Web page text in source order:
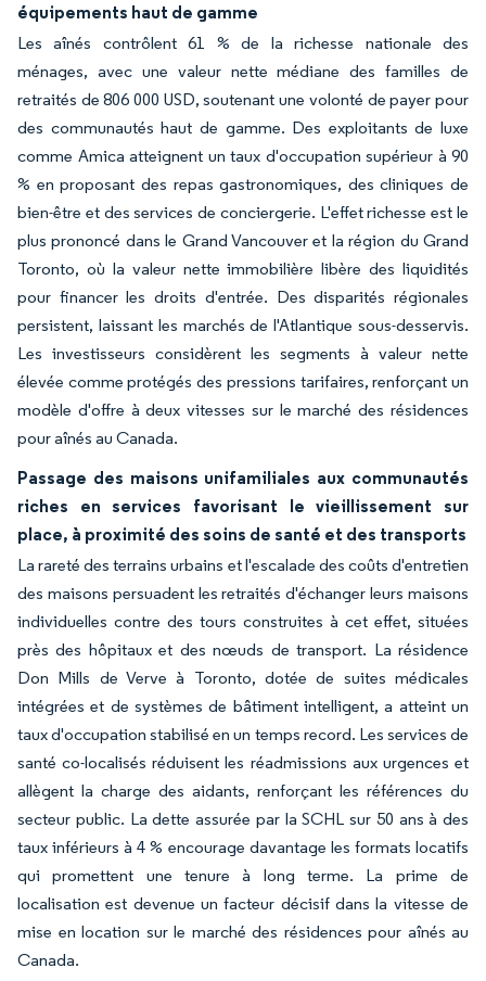
équipements haut de gamme
Les aînés contrôlent 61 % de la richesse nationale des
ménages, avec une valeur nette médiane des familles de
retraités de 806 000 USD, soutenant une volonté de payer pour
des communautés haut de gamme. Des exploitants de luxe
comme Amica atteignent un taux d'occupation supérieur à 90
% en proposant des repas gastronomiques, des cliniques de
bien-être et des services de conciergerie. L'effet richesse est le
plus prononcé dans le Grand Vancouver et la région du Grand
Toronto, où la valeur nette immobilière libère des liquidités
pour financer les droits d'entrée. Des disparités régionales
persistent, laissant les marchés de l'Atlantique sous-desservis.
Les investisseurs considèrent les segments à valeur nette
élevée comme protégés des pressions tarifaires, renforçant un
modèle d'offre à deux vitesses sur le marché des résidences
pour aînés au Canada.
Passage des maisons unifamiliales aux communautés
riches en services favorisant le vieillissement sur
place, à proximité des soins de santé et des transports
La rareté des terrains urbains et l'escalade des coûts d'entretien
des maisons persuadent les retraités d'échanger leurs maisons
individuelles contre des tours construites à cet effet, situées
près des hôpitaux et des nœuds de transport. La résidence
Don Mills de Verve à Toronto, dotée de suites médicales
intégrées et de systèmes de bâtiment intelligent, a atteint un
taux d'occupation stabilisé en un temps record. Les services de
santé co-localisés réduisent les réadmissions aux urgences et
allègent la charge des aidants, renforçant les références du
secteur public. La dette assurée par la SCHL sur 50 ans à des
taux inférieurs à 4 % encourage davantage les formats locatifs
qui promettent une tenure à long terme. La prime de
localisation est devenue un facteur décisif dans la vitesse de
mise en location sur le marché des résidences pour aînés au
Canada.